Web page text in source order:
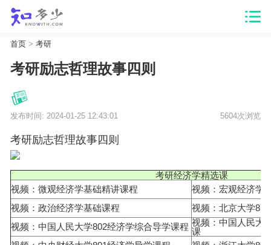
首页> 考研
考研励志哲理故事四则
发布时间: 2024-01-25 12:43:01 5604次浏览
考研励志哲理故事四则
考研经济学精选课
视频：微观经济学基础精讲课程
视频：宏观经济学
视频：政治经济学基础课程
视频：北京大学
视频：中国人民大学802经济学综合导学课程 视频：中国人民大
课